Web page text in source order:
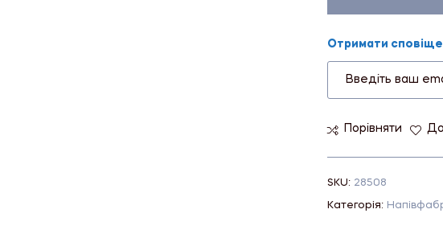
Отримати
Порівняти
SKU: 28508
Категорія: